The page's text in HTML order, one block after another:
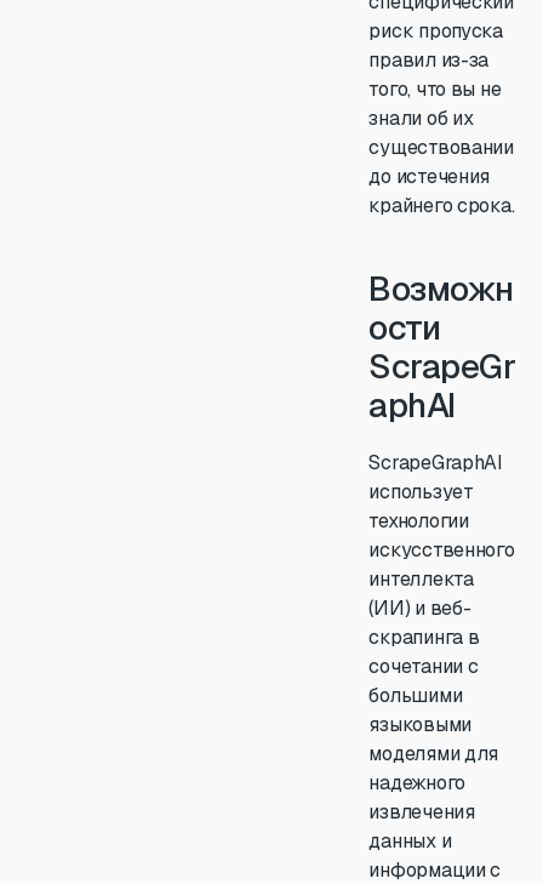
риск пропуска
правил из-за
того, что вы не
знали об их
существовании
до истечения
крайнего срока.
Возможн
ости
ScrapeGr
aphAI
ScrapeGraphAI
использует
технологии
искусственного
интеллекта
(ИИ) и веб-
скрапинга в
сочетании с
большими
языковыми
моделями для
надежного
извлечения
данных и
информации с